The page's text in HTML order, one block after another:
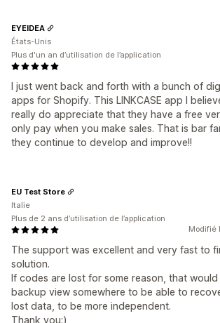
I just went back and forth with a bunch of
apps for Shopify. This LINKCASE app I
really do appreciate that they have a free
only pay when you make sales. That is bar
they continue to develop and improve!!
EYEIDEA
États-Unis
Plus d'un an d’utilisation de l’application
Modifié
The support was excellent and very fast to
solution.
If codes are lost for some reason, that
backup view somewhere to be able to
lost data, to be more independent.
Thank you:)
EU Test Store
Italie
Plus de 2 ans d’utilisation de l’application